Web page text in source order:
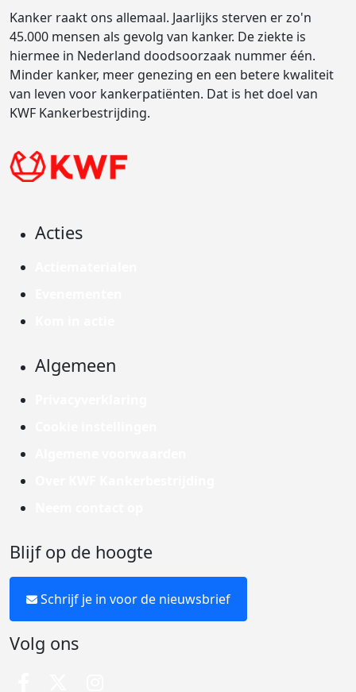
Kanker raakt ons allemaal. Jaarlijks sterven er zo'n
45.000 mensen als gevolg van kanker. De ziekte is
hiermee in Nederland doodsoorzaak nummer één.
Minder kanker, meer genezing en een betere kwaliteit
van leven voor kankerpatiënten. Dat is het doel van
KWF Kankerbestrijding.
Acties
Algemeen
Blijf op de hoogte
Schrijf je in voor de nieuwsbrief
Volg ons